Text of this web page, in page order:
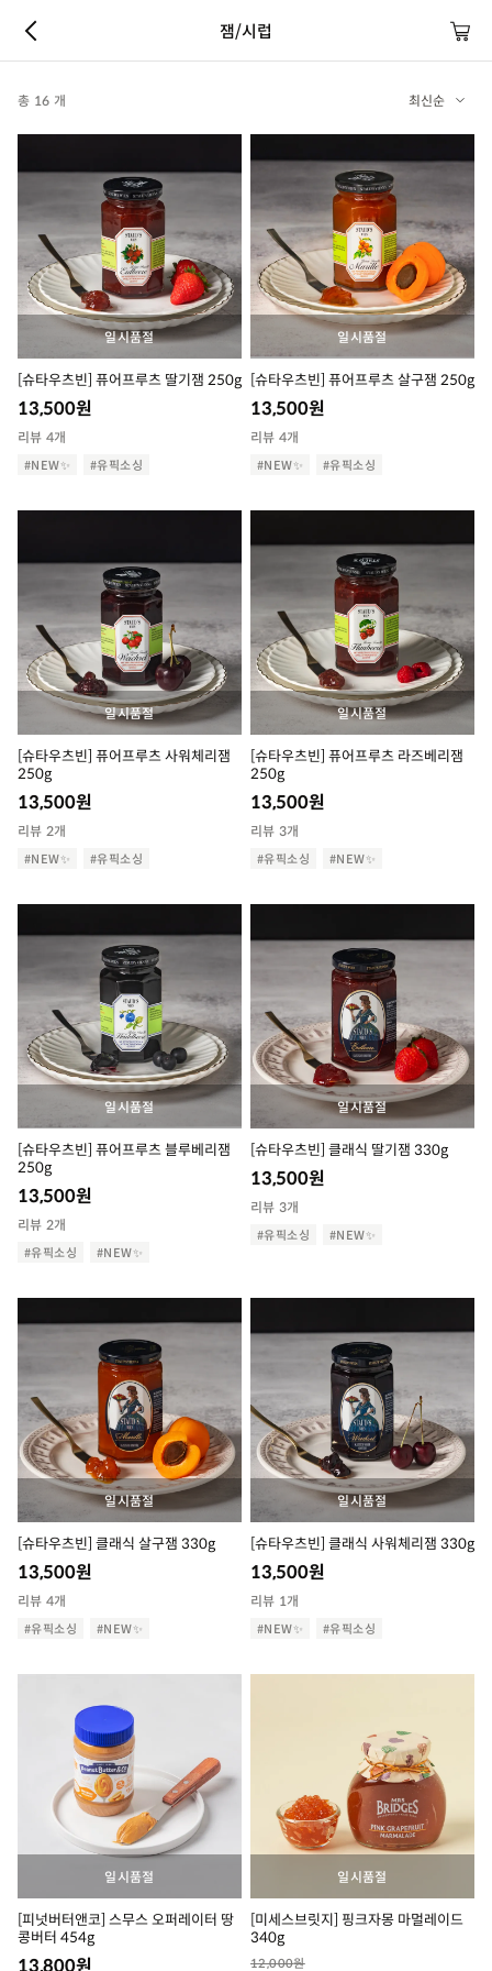
잼/시럽
총 16 개 최신순
일시품절
[슈타우츠빈] 퓨어프루츠 딸기잼 250g
13,500원
리뷰 4개
#NEW✨ #유픽소싱
일시품절
[슈타우츠빈] 퓨어프루츠 살구잼 250g
13,500원
리뷰 4개
#NEW✨ #유픽소싱
일시품절
[슈타우츠빈] 퓨어프루츠 사워체리잼
250g
13,500원
리뷰 2개
#NEW✨ #유픽소싱
일시품절
[슈타우츠빈] 퓨어프루츠 라즈베리잼
250g
13,500원
리뷰 3개
#유픽소싱 #NEW✨
일시품절
[슈타우츠빈] 퓨어프루츠 블루베리잼
250g
13,500원
리뷰 2개
#유픽소싱 #NEW✨
일시품절
[슈타우츠빈] 클래식 딸기잼 330g
13,500원
리뷰 3개
#유픽소싱 #NEW✨
일시품절
[슈타우츠빈] 클래식 살구잼 330g
13,500원
리뷰 4개
#유픽소싱 #NEW✨
일시품절
[슈타우츠빈] 클래식 사워체리잼 330g
13,500원
리뷰 1개
#NEW✨ #유픽소싱
일시품절
[피넛버터앤코] 스무스 오퍼레이터 땅
콩버터 454g
13,800원
일시품절
[미세스브릿지] 핑크자몽 마멀레이드
340g
12,000원